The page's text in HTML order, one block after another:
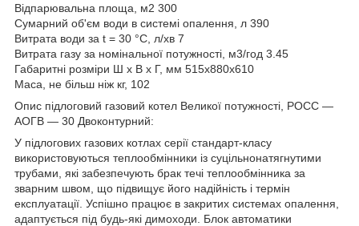
Відпарювальна площа, м2 300
Сумарний об'єм води в системі опалення, л 390
Витрата води за t = 30 °C, л/хв 7
Витрата газу за номінальної потужності, м3/год 3.45
Габаритні розміри Ш х В х Г, мм 515х880х610
Маса, не більш ніж кг, 102
Опис підлоговий газовий котел Великої потужності, РОСС —
АОГВ — 30 Двоконтурний:
У підлогових газових котлах серії стандарт-класу
використовуються теплообмінники із суцільнонатягнутими
трубами, які забезпечують брак течі теплообмінника за
зварним швом, що підвищує його надійність і термін
експлуатації. Успішно працює в закритих системах опалення,
адаптується під будь-які димоходи. Блок автоматики